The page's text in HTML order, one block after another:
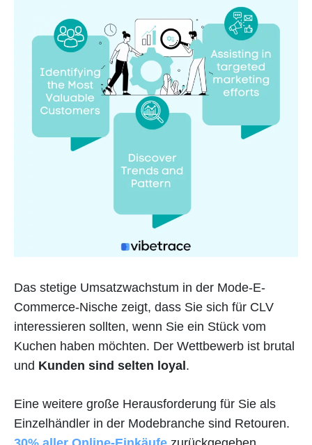
Das stetige Umsatzwachstum in der Mode-E-
Commerce-Nische zeigt, dass Sie sich für CLV
interessieren sollten, wenn Sie ein Stück vom
Kuchen haben möchten. Der Wettbewerb ist brutal
und Kunden sind selten loyal .
Eine weitere große Herausforderung für Sie als
Einzelhändler in der Modebranche sind Retouren.